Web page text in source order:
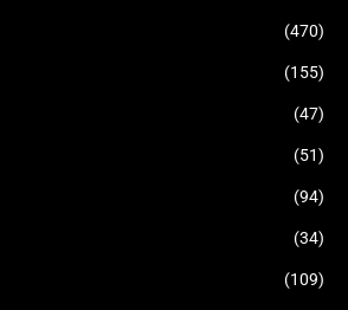
(470)
(155)
(47)
(51)
(94)
(34)
(109)